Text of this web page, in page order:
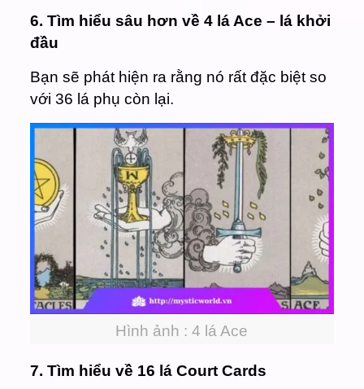
6. Tìm hiểu sâu hơn về 4 lá Ace – lá khởi
đầu
Bạn sẽ phát hiện ra rằng nó rất đặc biệt so
với 36 lá phụ còn lại.
Hình ảnh : 4 lá Ace
7. Tìm hiểu về 16 lá Court Cards